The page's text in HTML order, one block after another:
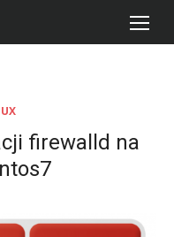
firewalld na